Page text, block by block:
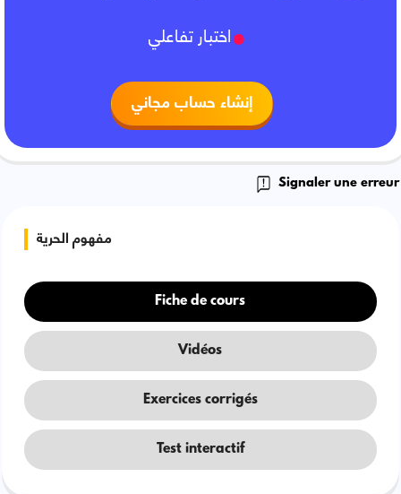
اختبار تفاعلي
إنشاء حساب مجاني
Signaler une erreur
مفهوم الحرية
Fiche de cours
Vidéos
Exercices corrigés
Test interactif